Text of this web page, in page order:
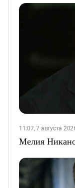
11:07, 7 августа
Мелия